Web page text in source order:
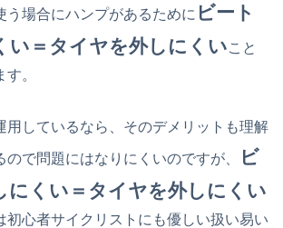
う場合にハンプがあるために ビート
い＝タイヤを外しにくいこと
。
用しているなら、そのデメリットも理解
ので問題にはなりにくいのですが、
ビ
にくい＝タイヤを外しにくい
初心者サイクリストにも優しい扱い易い